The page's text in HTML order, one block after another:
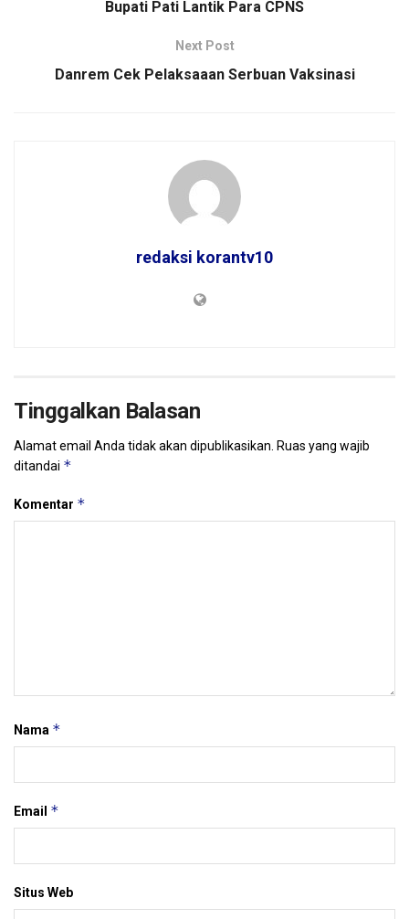
Bupati Pati Lantik Para CPNS
Next Post
Danrem Cek Pelaksaaan Serbuan Vaksinasi
redaksi korantv10
Tinggalkan Balasan
Alamat email Anda tidak akan dipublikasikan. Ruas yang wajib
ditandai *
Komentar *
Nama *
Email *
Situs Web